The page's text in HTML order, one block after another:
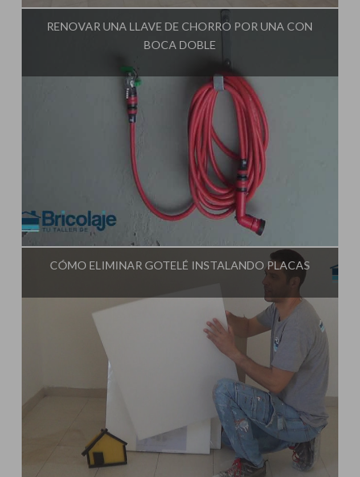
RENOVAR UNA LLAVE DE CHORRO POR UNA CON
BOCA DOBLE
Influencer: Tu Taller de Bricolaje
CÓMO ELIMINAR GOTELÉ INSTALANDO PLACAS
Influencer: Tu Taller de Bricolaje